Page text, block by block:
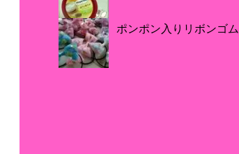
ポンポン入りリボンゴム